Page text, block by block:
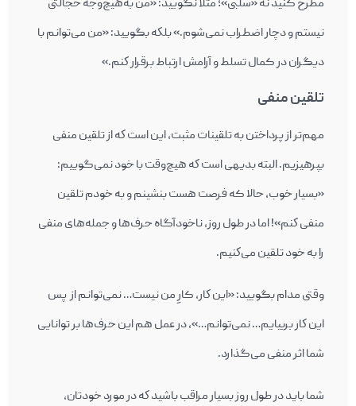
مطرح کنید نه «سلبی»؛ مثلاً نگویيد: «من به‌هیچ‌وجه خجالتی
نيستم و دچار اضطراب نمی‌شوم.» بلكه بگویيد: «من می‌توانم با
ديگران در کمال تسلط و آرامش ارتباط برقرار كنم.»
تلقين منفی
مهم‌تر از پرداختن به تلقینات مثبت، اين است كه از تلقين منفی
بپرهیزیم. البته بدیهی است كه هيچ‌وقت با خود نمی‌گوییم:
«بسیار خوب، حالا که فرصت هست بنشينم و به خودم تلقين
منفی كنم»! اما در طول روز، ناخودآگاه حرف‌ها و جمله‌های منفی
را به خود تلقين می‌كنيم.
وقتی مدام بگویيد: «اين كار، کارِ من نیست… نمی‌توانم از پس
اين كار بربيايم… نمی‌توانم…»، در عمل هم اين حرف‌ها بر توانايی
شما اثر منفی می‌گذارد.
شما بايد در طول روز بسيار مراقب باشيد كه در مورد خودتان،